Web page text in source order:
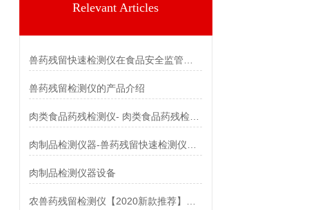
Relevant Articles
兽药残留检测仪的产品介绍
肉制品检测仪器设备